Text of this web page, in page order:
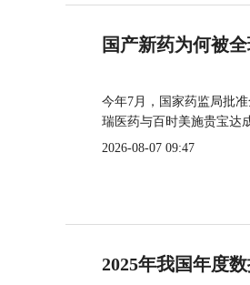
国产新药为何被
今年7月，国家药监局批
瑞医药与百时美施贵宝达
2026-08-07 09:47
2025年我国年度